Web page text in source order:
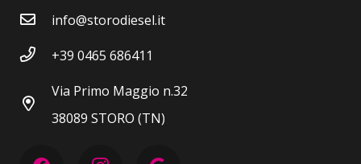
info@storodiesel.it
+39 0465 686411
Via Primo Maggio n.32
38089 STORO (TN)